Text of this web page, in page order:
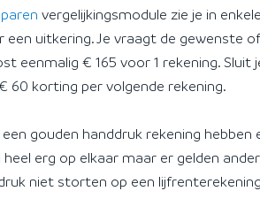
vergelijkingsmodule zie je in
uitkering. Je vraagt de gewenste
eenmalig € 165 voor 1 rekening.
60 korting per volgende rekening.
gouden handdruk rekening hebben
erg op elkaar maar er gelden
niet storten op een